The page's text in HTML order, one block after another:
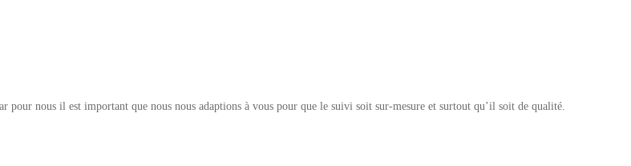
nous il est important que nous nous adaptions à vous pour que le suivi soit sur-mesure et surtout qu’il soit de qualité.